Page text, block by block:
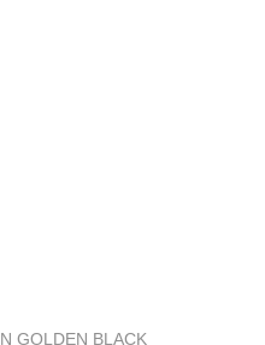
GOLDEN BLACK